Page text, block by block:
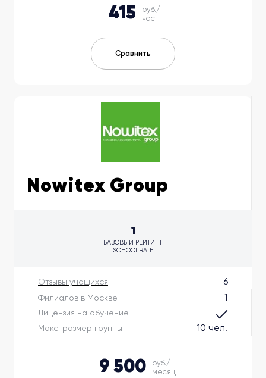
415
руб./
час
Сравнить
Nowitex Group
Отзывы учащихся 6
Филиалов в Москве 1
Макс. размер группы 10 чел.
Лицензия на обучение
1
БАЗОВЫЙ РЕЙТИНГ
SCHOOLRATE
9 500
руб./
месяц